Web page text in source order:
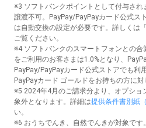
※3 ソフトバンクポイントとして付与され
譲渡不可。PayPay/PayPayカード公式ス
は自動交換の設定が必要です。詳しくは「
ご覧ください。
※4 ソフトバンクのスマートフォンとの
をご利用のお客さまは1.0%となり、
PayPay/PayPayカード公式ストアでも利
PayPayカード ゴールドをお持ちの方に対
※5 2024年4月のご請求分より、オプショ
象外となります。詳細は提供条件書別紙
い。
※6 おうちでんき、自然でんきが対象です